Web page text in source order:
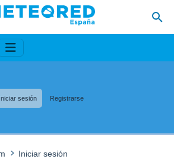
Iniciar sesión Registrarse
Iniciar sesión